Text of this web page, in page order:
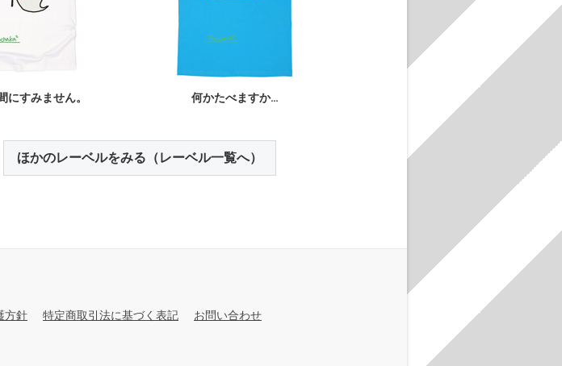
にすみません。 何かたべますか…
ほかのレーベルをみる（レーベル一覧へ）
方針 特定商取引法に基づく表記 お問い合わせ